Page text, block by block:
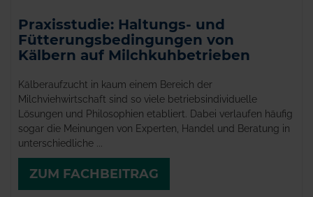
Praxisstudie: Haltungs- und
Fütterungsbedingungen von
Kälbern auf Milchkuhbetrieben
Kälberaufzucht­ in kaum einem Bereich der
Milchviehwirtschaft sind so viele betriebsindividuelle
Lösungen und Philosophien etabliert. Dabei verlaufen häufig
sogar die Meinungen von Experten, Handel und Beratung in
unterschiedliche ...
ZUM FACHBEITRAG